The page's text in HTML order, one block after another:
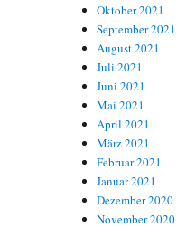
Oktober 2021
September 2021
August 2021
Juli 2021
Juni 2021
Mai 2021
April 2021
März 2021
Februar 2021
Januar 2021
Dezember 2020
November 2020